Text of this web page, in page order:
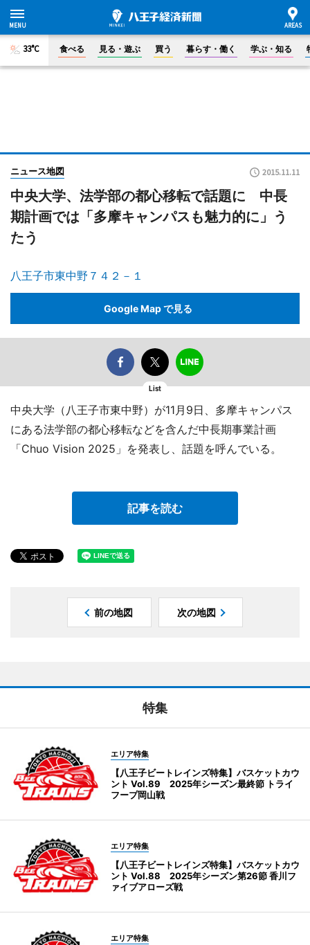
33°C 食べる 見る・遊ぶ 買う 暮らす・働く 学ぶ・知る
ニュース地図 2015.11.11
中央大学、法学部の都心移転で話題に 中長
期計画では「多摩キャンパスも魅力的に」う
たう
八王子市東中野７４２－１
Google Map で見る
List
中央大学（八王子市東中野）が11月9日、多摩キャンパス
にある法学部の都心移転などを含んだ中長期事業計画
「Chuo Vision 2025」を発表し、話題を呼んでいる。
記事を読む
前の地図 次の地図
特集
エリア特集
【八王子ビートレインズ特集】バスケットカウ
ント Vol.89 2025年シーズン最終節 トライ
フープ岡山戦
エリア特集
【八王子ビートレインズ特集】バスケットカウ
ント Vol.88 2025年シーズン第26節 香川フ
ァイブアローズ戦
エリア特集